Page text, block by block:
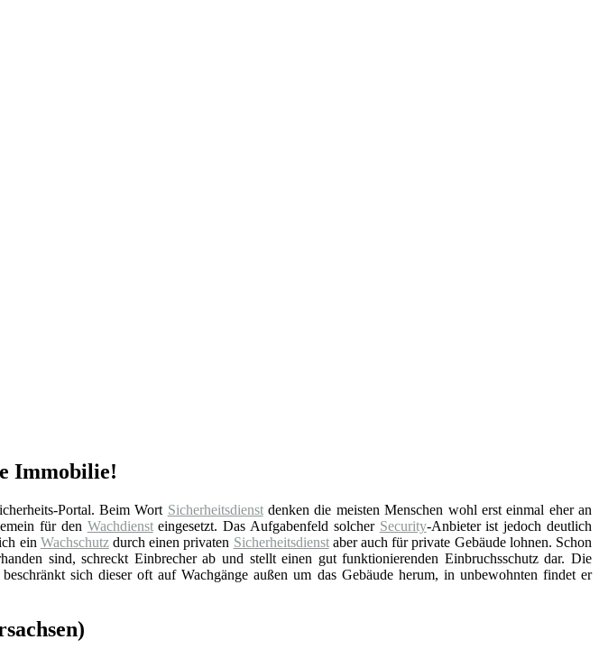
Immobilie!
Portal. Beim Wort Sicherheitsdienstdenken die meisten Menschen wohl erst einmal eher an
für den Wachdiensteingesetzt. Das Aufgabenfeld solcher Security-Anbieter ist jedoch deutlich
ein Wachschutzdurch einen privaten Sicherheitsdienstaber auch für private Gebäude lohnen. Schon
sind, schreckt Einbrecher ab und stellt einen gut funktionierenden Einbruchsschutz dar. Die
sich dieser oft auf Wachgänge außen um das Gebäude herum, in unbewohnten findet er